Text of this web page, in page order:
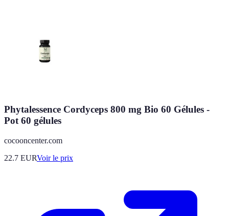
Phytalessence Cordyceps 800 mg Bio 60 Gélules -
Pot 60 gélules
cocooncenter.com
22.7 EURVoir le prix